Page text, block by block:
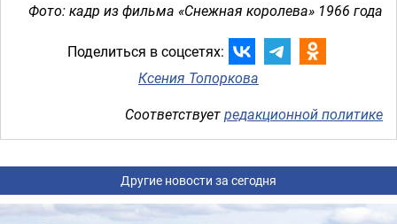
Фото: кадр из фильма «Снежная королева» 1966 года
Поделиться в соцсетях:
Ксения Топоркова
Соответствуетредакционной политике
Другие новости за сегодня